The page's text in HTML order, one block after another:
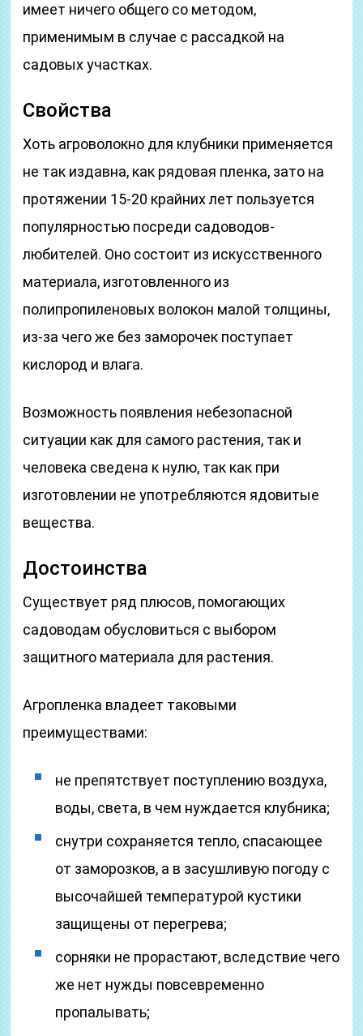
имеет ничего общего со методом,
применимым в случае с рассадкой на
садовых участках.
Свойства
Хоть агроволокно для клубники применяется
не так издавна, как рядовая пленка, зато на
протяжении 15-20 крайних лет пользуется
популярностью посреди садоводов-
любителей. Оно состоит из искусственного
материала, изготовленного из
полипропиленовых волокон малой толщины,
из-за чего же без заморочек поступает
кислород и влага.
Возможность появления небезопасной
ситуации как для самого растения, так и
человека сведена к нулю, так как при
изготовлении не употребляются ядовитые
вещества.
Достоинства
Существует ряд плюсов, помогающих
садоводам обусловиться с выбором
защитного материала для растения.
Агропленка владеет таковыми
преимуществами:
не препятствует поступлению воздуха,
воды, света, в чем нуждается клубника;
снутри сохраняется тепло, спасающее
от заморозков, а в засушливую погоду с
высочайшей температурой кустики
защищены от перегрева;
сорняки не прорастают, вследствие чего
же нет нужды повсевременно
пропалывать;